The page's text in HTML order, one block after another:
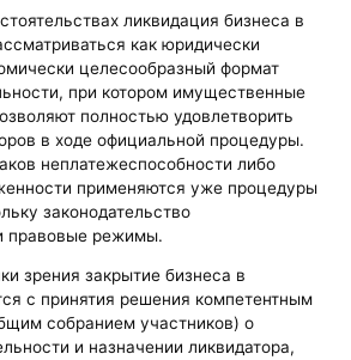
ликвидация бизнеса в
как юридически
целесообразный формат
при котором имущественные
полностью удовлетворить
в ходе официальной процедуры.
неплатежеспособности либо
применяются уже процедуры
законодательство
правовые режимы.
зрения закрытие бизнеса в
с принятия решения компетентным
собранием участников) о
и назначении ликвидатора,